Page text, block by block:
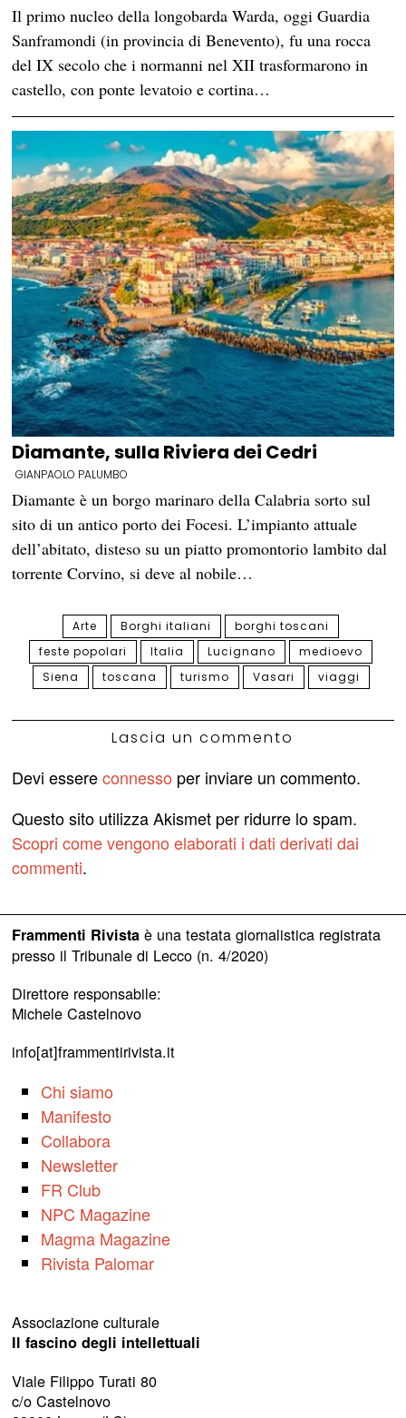
Il primo nucleo della longobarda Warda, oggi Guardia
Sanframondi (in provincia di Benevento), fu una rocca
del IX secolo che i normanni nel XII trasformarono in
castello, con ponte levatoio e cortina…
Diamante, sulla Riviera dei Cedri
GIANPAOLO PALUMBO
Diamante è un borgo marinaro della Calabria sorto sul
sito di un antico porto dei Focesi. L’impianto attuale
dell’abitato, disteso su un piatto promontorio lambito dal
torrente Corvino, si deve al nobile…
Arte Borghi italiani
borghi toscani
feste popolari
Italia Lucignano
medioevo
Siena
toscana turismo Vasari viaggi
Lascia un commento
Devi essereconnesso per inviare un commento.
Questo sito utilizza Akismet per ridurre lo spam.
Scopri come vengono elaborati i dati derivati dai
commenti.
Frammenti Rivistaè una testata giornalistica registrata
presso il Tribunale di Lecco (n. 4/2020)
Direttore responsabile:
Michele Castelnovo
info[at]frammentirivista.it
Chi siamo
Manifesto
Collabora
Newsletter
FR Club
NPC Magazine
Magma Magazine
Rivista Palomar
Associazione culturale
Il fascino degli intellettuali
Viale Filippo Turati 80
c/o Castelnovo